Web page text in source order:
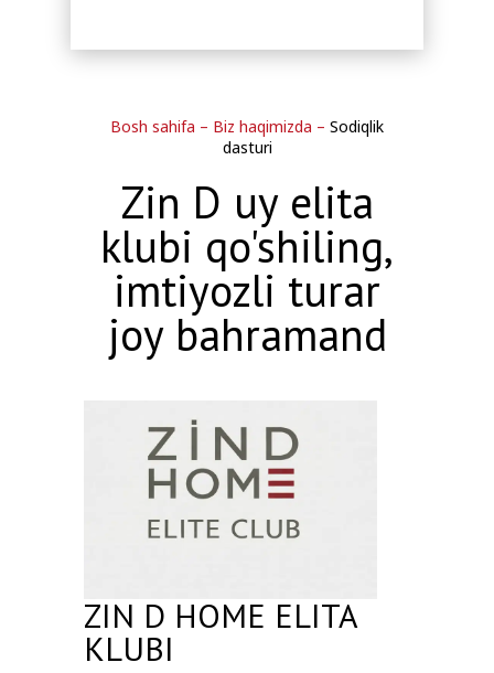
Bosh sahifa – Biz haqimizda – Sodiqlik
dasturi
Zin D uy elita
klubi qo'shiling,
imtiyozli turar
joy bahramand
ZIN D HOME ELITA
KLUBI